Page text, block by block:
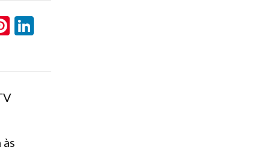
Pinterest
LinkedIn